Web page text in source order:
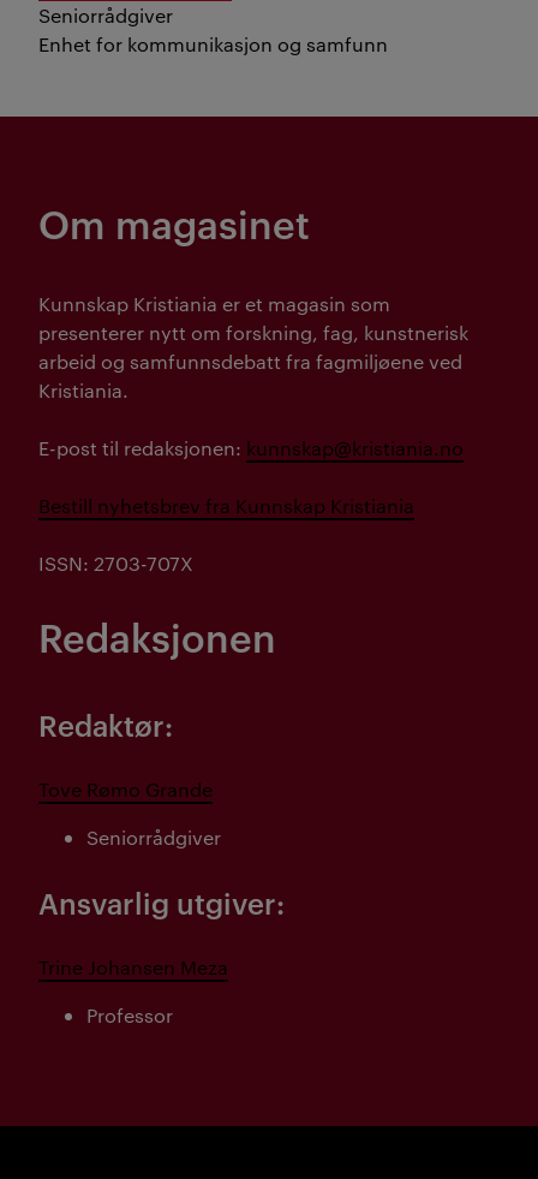
Seniorrådgiver
Enhet for kommunikasjon og samfunn
Om magasinet
Kunnskap Kristiania er et magasin som
presenterer nytt om forskning, fag, kunstnerisk
arbeid og samfunnsdebatt fra fagmiljøene ved
Kristiania.
E-post til redaksjonen: kunnskap@kristiania.no
Bestill nyhetsbrev fra Kunnskap Kristiania
ISSN: 2703-707X
Redaksjonen
Redaktør:
Tove Rømo Grande
Seniorrådgiver
Ansvarlig utgiver:
Trine Johansen Meza
Professor